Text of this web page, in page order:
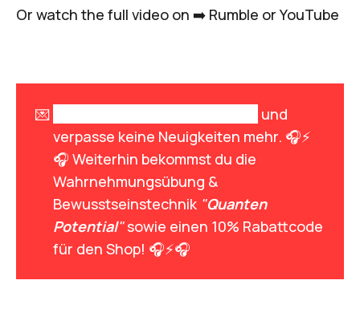
Or watch the full video on ➡️ Rumble orYouTube
💌
und
verpasse keine Neuigkeiten mehr. 🎧⚡
🎧 Weiterhin bekommst du die
Wahrnehmungsübung &
Bewusstseinstechnik "Quanten
Potential"sowie einen 10% Rabattcode
für den Shop! 🎧⚡🎧